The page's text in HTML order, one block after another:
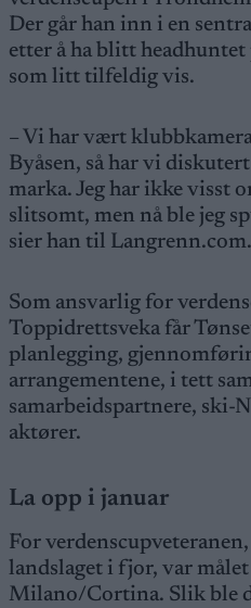
Der går han inn i en
etter å ha blitt
som litt tilfeldig vis.
– Vi har vært
Byåsen, så har vi
marka. Jeg har ikke visst
slitsomt, men nå ble jeg
sier han til Langrenn.com.
Som ansvarlig for
Toppidrettsveka får
planlegging,
arrangementene, i tett
samarbeidspartnere, ski-
aktører.
La opp i januar
For
landslaget i fjor, var målet
Milano/Cortina. Slik ble